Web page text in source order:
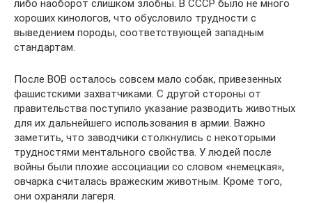
либо наоборот слишком злобны. В СССР было не много
хороших кинологов, что обусловило трудности с
выведением породы, соответствующей западным
стандартам.
После ВОВ осталось совсем мало собак, привезенных
фашистскими захватчиками. С другой стороны от
правительства поступило указание разводить животных
для их дальнейшего использования в армии. Важно
заметить, что заводчики столкнулись с некоторыми
трудностями ментального свойства. У людей после
войны были плохие ассоциации со словом «немецкая»,
овчарка считалась вражеским животным. Кроме того,
они охраняли лагеря.